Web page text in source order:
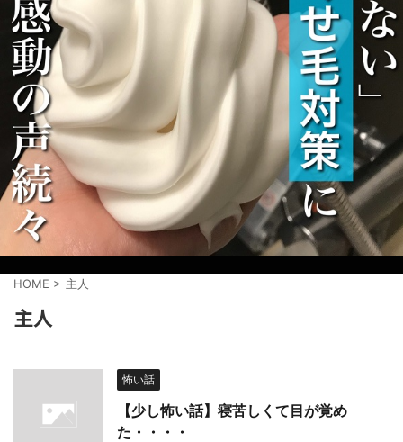
HOME > 主人
主人
怖い話
【少し怖い話】寝苦しくて目が覚め
た・・・・